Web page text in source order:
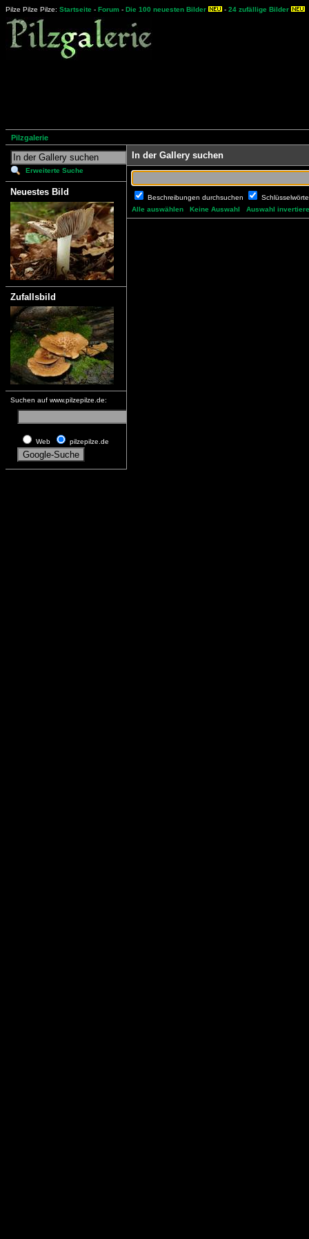
Pilze Pilze Pilze: Startseite - Forum - Die 100 neuesten Bilder - 24 zufällige Bilder
Pilzgalerie
Erweiterte Suche
Neuestes Bild
Zufallsbild
Suchen auf www.pilzepilze.de:
Web pilzepilze.de
In der Gallery suchen
Beschreibungen durchsuchen
Alle auswählen
Keine Auswahl Auswahl